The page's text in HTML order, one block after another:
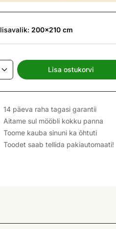
lisavalik: 200x210 cm
Lisa ostukorvi
14 päeva raha tagasi garantii
Aitame sul mööbli kokku panna
Toome kauba sinuni ka õhtuti
Toodet saab tellida pakiautomaati!